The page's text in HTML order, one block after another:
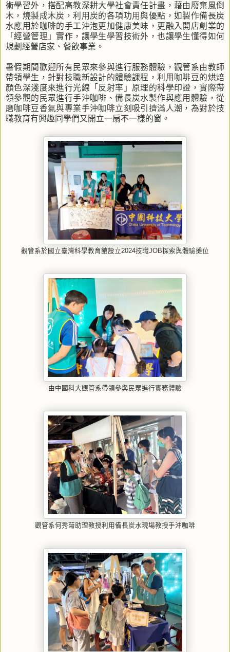
術學習外，搭配高教深耕大學社會責任計畫，藉由廢棄風倒
木，燒製成木炭，利用炭的各項功用與優點，如製作備長炭
水應用於咖啡的手工沖泡更加健康美味，更融入開店創業的
「經營管理」實作，讓學生學習技術外，也讓學生懂得如何
規劃經營店家、餐飲事業。
暑假期間歡迎所有民眾來參與進行服務體驗，觀管系由教師
帶領學生，針對技職新設計的體驗課程，利用咖啡豆的烘焙
顏色深淺度來進行光線「反射率」原理的科學印證，實際帶
領參觀的民眾進行手沖咖啡、備長炭水製作與應用體驗，從
磨咖啡豆香氣與專業手沖咖啡立刻吸引擠滿人潮，為對於技
職教育有興趣同學們又開立一扇不一樣的窗。
觀管系於國立臺灣科學教育館設立2024技職JOB探索與體驗攤位
由中國科大觀管系帶領參與民眾進行實務體驗
觀管系何秀菊助理教授利用備長炭水現場教授手沖咖啡